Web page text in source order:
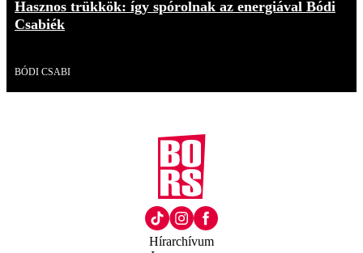
Hasznos trükkök: így spórolnak az energiával Bódi
Csabiék
BÓDI CSABI
Hírarchívum